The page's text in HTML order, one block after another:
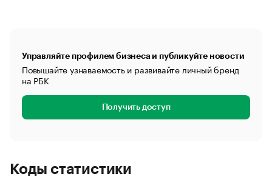
Управляйте профилем бизнеса и публикуйте новости
Повышайте узнаваемость и развивайте личный бренд
на РБК
Получить доступ
Коды статистики